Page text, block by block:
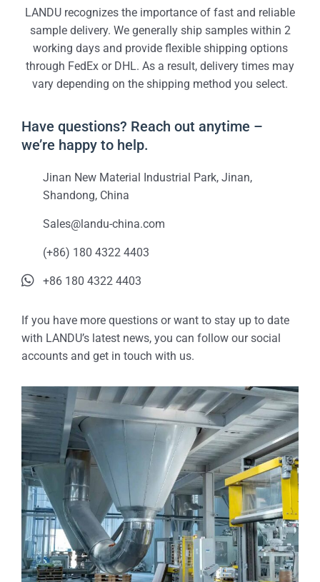
LANDU recognizes the importance of fast and reliable
sample delivery. We generally ship samples within 2
working days and provide flexible shipping options
through FedEx or DHL. As a result, delivery times may
vary depending on the shipping method you select.
Have questions? Reach out anytime –
we’re happy to help.
Jinan New Material Industrial Park, Jinan,
Shandong, China
Sales@landu-china.com
(+86) 180 4322 4403
+86 180 4322 4403
If you have more questions or want to stay up to date
with LANDU’s latest news, you can follow our social
accounts and get in touch with us.